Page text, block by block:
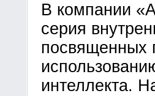
В компании
серия
посвященных
интеллекта.